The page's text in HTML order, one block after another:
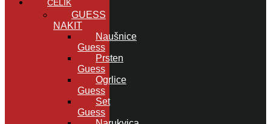
ČELIK
GUESS
NAKIT
Naušnice
Guess
Prsten
Guess
Ogrlice
Guess
Set
Guess